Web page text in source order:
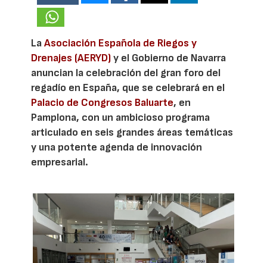
LaAsociación Española de Riegos y
Drenajes (AERYD)y el Gobierno de Navarra
anuncian la celebración del gran foro del
regadío en España, que se celebrará en el
Palacio de Congresos Baluarte, en
Pamplona, con un ambicioso programa
articulado en seis grandes áreas temáticas
y una potente agenda de innovación
empresarial.